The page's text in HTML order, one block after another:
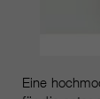
Eine